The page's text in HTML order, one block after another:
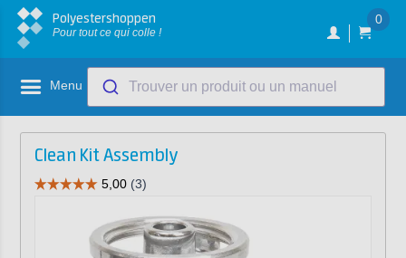
Polyestershoppen
Pour tout ce qui colle !
0
Menu Trouver un produit ou un manuel
Clean Kit Assembly